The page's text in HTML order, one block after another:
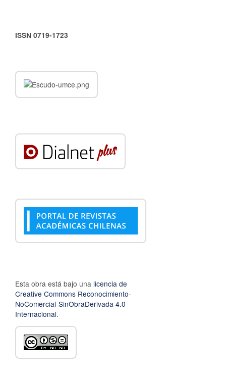
ISSN 0719-1723
Esta obra está bajo una licencia de
Creative Commons Reconocimiento-
NoComercial-SinObraDerivada 4.0
Internacional.